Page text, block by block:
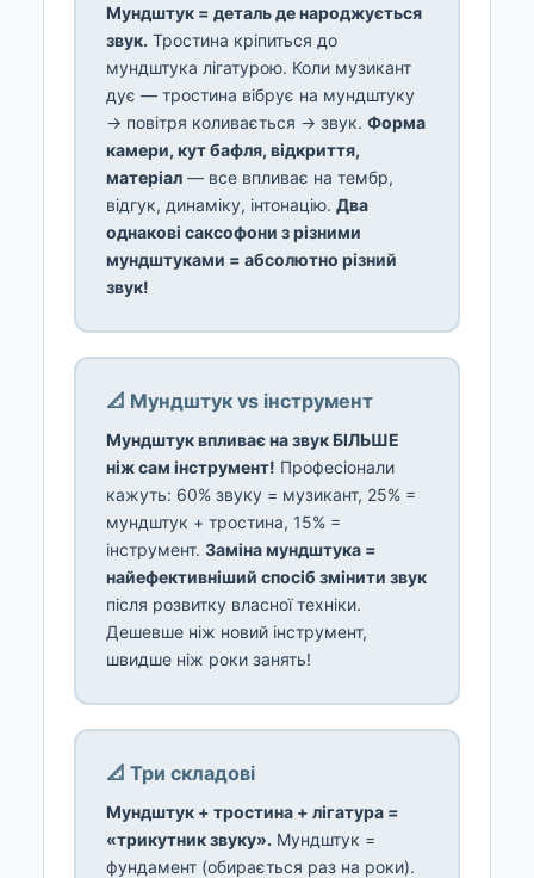
Мундштук = деталь де народжується
звук. Тростина кріпиться до
мундштука лігатурою. Коли музикант
дує — тростина вібрує на мундштуку
→ повітря коливається → звук. Форма
камери, кут бафля, відкриття,
матеріал — все впливає на тембр,
відгук, динаміку, інтонацію. Два
однакові саксофони з різними
мундштуками = абсолютно різний
звук!
📐 Мундштук vs інструмент
Мундштук впливає на звук БІЛЬШЕ
ніж сам інструмент! Професіонали
кажуть: 60% звуку = музикант, 25% =
мундштук + тростина, 15% =
інструмент. Заміна мундштука =
найефективніший спосіб змінити звук
після розвитку власної техніки.
Дешевше ніж новий інструмент,
швидше ніж роки занять!
📐 Три складові
Мундштук + тростина + лігатура =
«трикутник звуку». Мундштук =
фундамент (обирається раз на роки).